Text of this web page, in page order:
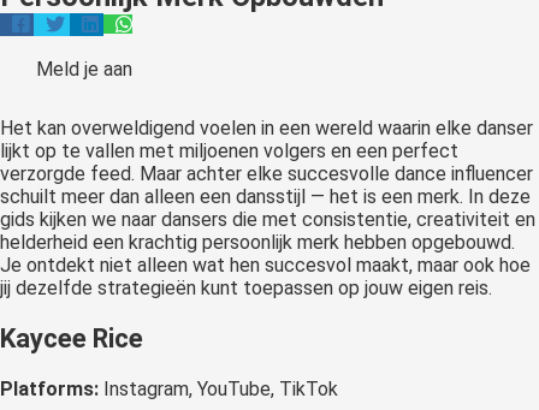
Meld je aan
Het kan overweldigend voelen in een wereld waarin elke danser
lijkt op te vallen met miljoenen volgers en een perfect
verzorgde feed. Maar achter elke succesvolle dance influencer
schuilt meer dan alleen een dansstijl — het is een merk. In deze
gids kijken we naar dansers die met consistentie, creativiteit en
helderheid een krachtig persoonlijk merk hebben opgebouwd.
Je ontdekt niet alleen wat hen succesvol maakt, maar ook hoe
jij dezelfde strategieën kunt toepassen op jouw eigen reis.
Kaycee Rice
Platforms: Instagram, YouTube, TikTok
te
de
Hierdoor
van